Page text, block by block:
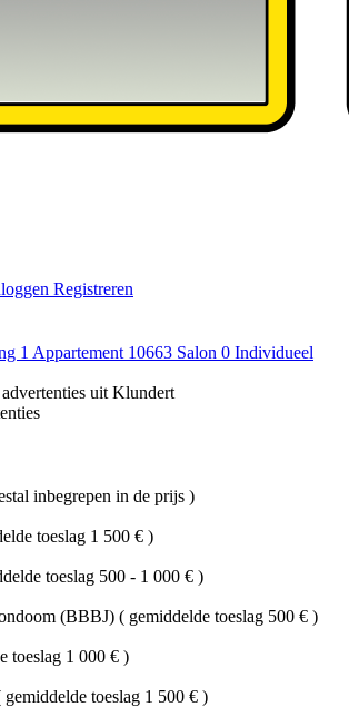
Registreren
1 Appartement 10663 Salon 0 Individueel
uit Klundert
inbegrepen in de prijs )
toeslag 1 500 € )
toeslag 500 - 1 000 € )
(BBBJ) ( gemiddelde toeslag 500 € )
toeslag 1 000 € )
gemiddelde toeslag 1 500 € )